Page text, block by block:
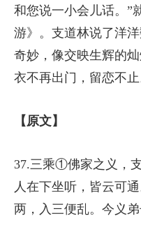
和您说一小会儿话。”
游》。支道林说了洋
奇妙，像交映生辉的
衣不再出门，留恋不止
【原文】
37.三乘①佛家之义，
人在下坐听，皆云可
两，入三便乱。今义弟